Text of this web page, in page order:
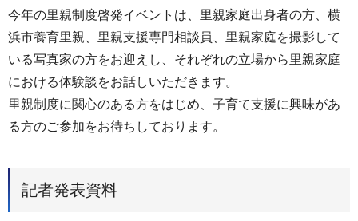
今年の里親制度啓発イベントは、里親家庭出身者の方、横
浜市養育里親、里親支援専門相談員、里親家庭を撮影して
いる写真家の方をお迎えし、それぞれの立場から里親家庭
における体験談をお話しいただきます。
里親制度に関心のある方をはじめ、子育て支援に興味があ
る方のご参加をお待ちしております。
記者発表資料